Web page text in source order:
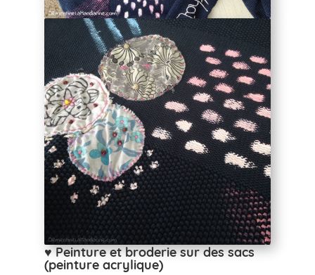
♥ Peinture et broderie sur des sacs
(peinture acrylique)